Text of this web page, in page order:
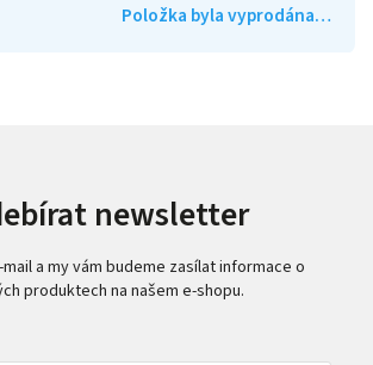
Položka byla vyprodána…
newsletter
a my vám budeme zasílat informace o
produktech na našem e-shopu.